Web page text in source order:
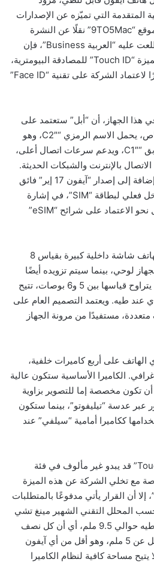
المتقدمة التي تميّزه عن الإصدارات
السابقة. ووفقًا لتقرير نشره موقع “9TO5Mac” نقلًا عن النشرة
البريدية لوكالة “بلومبرغ” واطلعت عليه “العربية Business”، فإن
الهاتف الجديد سيأتي مزودًا بميزة “Touch ID” للمصادقة البيومترية،
في خطوة مثيرة للاهتمام نظرًا لاعتماد الشركة على تقنية “Face ID”
هذا الجهاز، أن “أبل” ستعتمد على
مودم خلوي من تصميمها الخاص، يحمل الاسم الرمزي “C2″، وهو
نسخة مطوّرة من الجيل السابق “C1″، ويدعم سرعات اتصال أعلى،
بالإنترنت والشبكات الحديثة.
كما أن الهاتف القابل للطي، إضافة إلى إصدار “آيفون 17 إير” فائق
النحافة، سيأتيان من دون مدخل فعلي لبطاقة “SIM”، في إشارة
واضحة إلى توجه “أبل” الكامل نحو الاعتماد على شرائح “eSIM”
من ناحية التصميم، سيضم الهاتف شاشة داخلية كبيرة بقياس 8
لوحي، بينما سيتم تزويده أيضًا
بشاشة خارجية تعمل باللمس يتراوح قياسها بين 5 و6 بوصات، تتيح
عند طيه. ويعتمد التصميم العام على
مستفيدًا من مرونة الجهاز
على أربع كاميرات خلفية،
الكاميرا الأساسية ستكون عالية
أن تكون مخصصة إما للتصوير بزاوية
عبر عدسة “تيليفوتو”، بينما ستكون
ككاميرا أمامية “سيلفي” عند
رغم أن خيار استخدام “Touch ID” قد يبدو غير مألوف في فئة
مع تخلي الشركة عن هذه الميزة
منذ سنوات لصالح “Face ID”، إلا أن القرار يأتي مدفوعًا بالمتطلبات
المحلل التقني الشهير مينغ تشي
كو، سيبلغ سُمك الهاتف عند طيه حوالي 9.5 ملم، أي أن كل نصف
من الجهاز سيكون بسماكة تقل عن 5 ملم، وهو أقل من أي آيفون
مساحة كافية لنظام الكاميرا